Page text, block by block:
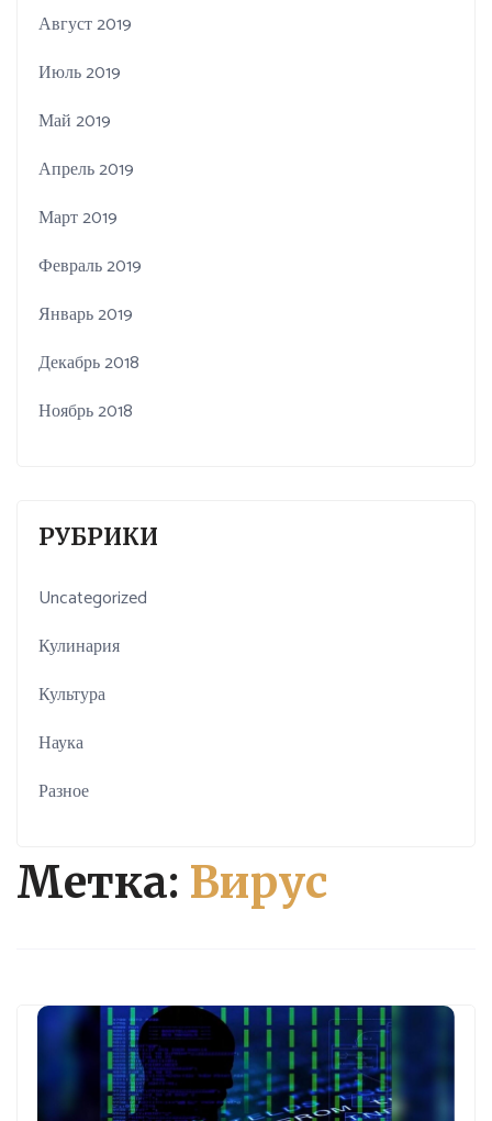
Метка: Вирус
Август 2019
Июль 2019
Май 2019
Апрель 2019
Март 2019
Февраль 2019
Январь 2019
Декабрь 2018
Ноябрь 2018
РУБРИКИ
Uncategorized
Кулинария
Культура
Наука
Разное